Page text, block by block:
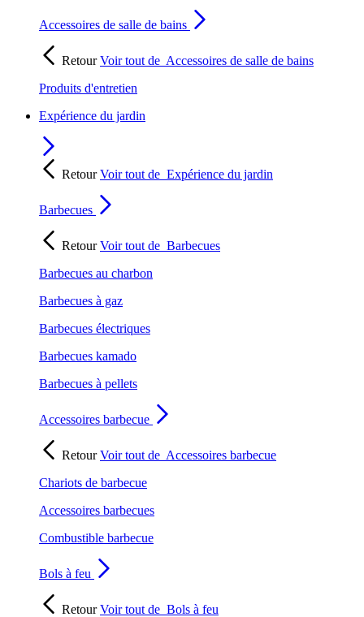
Accessoires de salle de bains
RetourVoir tout de Accessoires de salle de bains
Produits d'entretien
Expérience du jardin
RetourVoir tout de Expérience du jardin
Barbecues
RetourVoir tout de Barbecues
Barbecues au charbon
Barbecues à gaz
Barbecues électriques
Barbecues kamado
Barbecues à pellets
Accessoires barbecue
RetourVoir tout de Accessoires barbecue
Chariots de barbecue
Accessoires barbecues
Combustible barbecue
Bols à feu
RetourVoir tout de Bols à feu